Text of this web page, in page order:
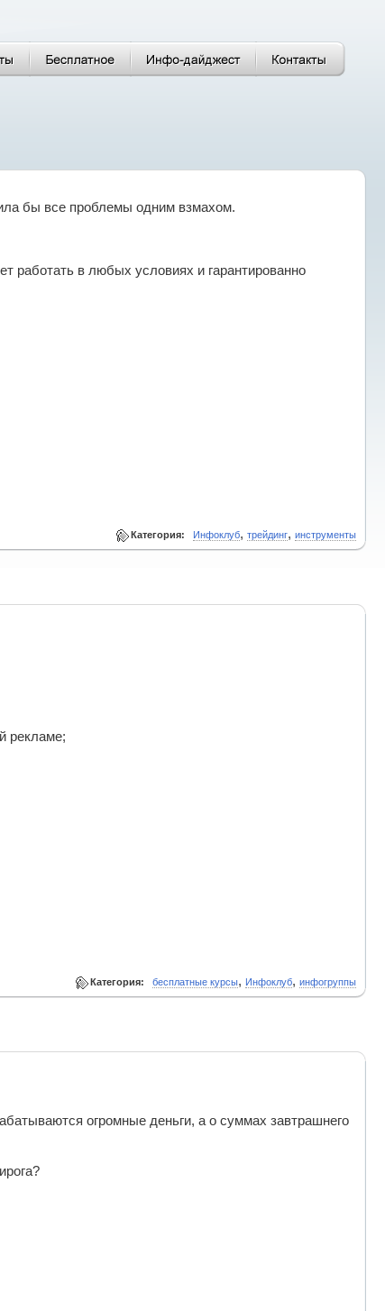
бы все проблемы одним взмахом.
работать в любых условиях и гарантированно
Категория: Инфоклуб, трейдинг, инструменты
рекламе;
Категория: бесплатные курсы, Инфоклуб, инфогруппы
огромные деньги, а о суммах завтрашнего